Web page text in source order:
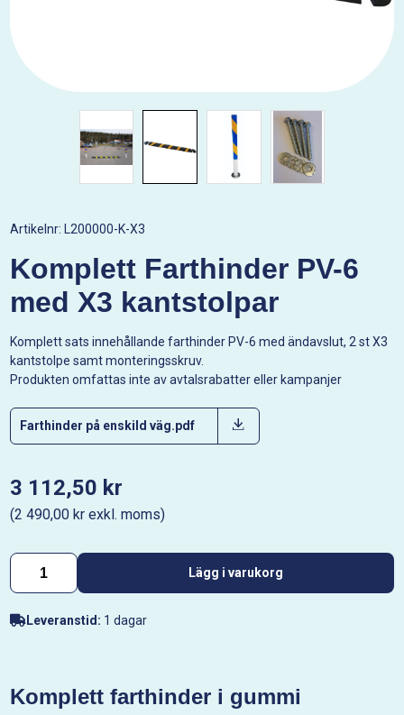
Artikelnr: L200000-K-X3
Komplett Farthinder PV-6
med X3 kantstolpar
Komplett sats innehållande farthinder PV-6 med ändavslut, 2 st X3
kantstolpe samt monteringsskruv.
Produkten omfattas inte av avtalsrabatter eller kampanjer
Farthinder på enskild väg.pdf
3 112,50 kr
(2 490,00 kr exkl. moms)
Lägg i varukorg
Leveranstid: 1 dagar
Komplett farthinder i gummi